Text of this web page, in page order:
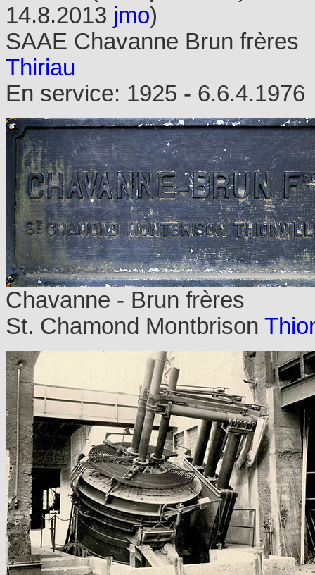
14.8.2013 jmo)
SAAE Chavanne Brun frères
Thiriau
En service: 1925 - 6.6.4.1976
Chavanne - Brun frères
St. Chamond Montbrison